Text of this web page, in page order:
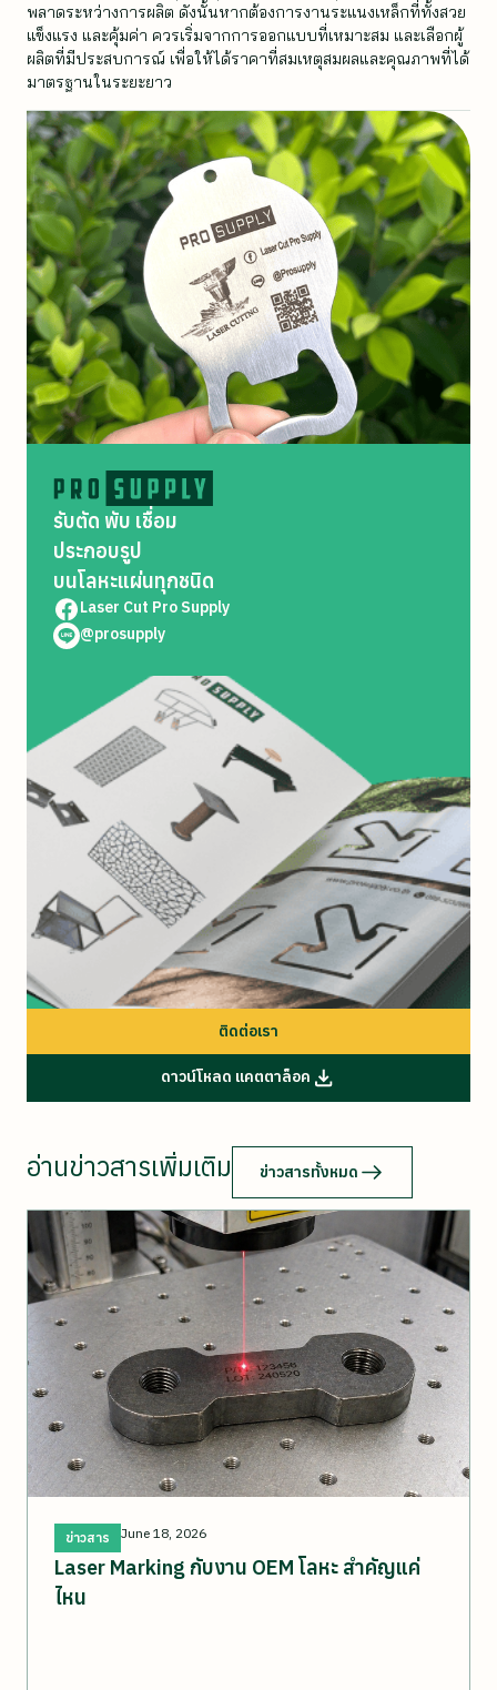
พลาดระหว่างการผลิต ดังนั้นหากต้องการงานระแนงเหล็กที่ทั้งสวย
แข็งแรง และคุ้มค่า ควรเริ่มจากการออกแบบที่เหมาะสม และเลือกผู้
ผลิตที่มีประสบการณ์ เพื่อให้ได้ราคาที่สมเหตุสมผลและคุณภาพที่ได้
มาตรฐานในระยะยาว
รับตัด พับ เชื่อม
ประกอบรูป
บนโลหะแผ่นทุกชนิด
Laser Cut Pro Supply
@prosupply
ติดต่อเรา
ดาวน์โหลด แคตตาล็อค
อ่านข่าวสารเพิ่มเติม ข่าวสารทั้งหมด
ข่าวสาร June 18, 2026
Laser Marking กับงาน OEM โลหะ สำคัญแค่
ไหน